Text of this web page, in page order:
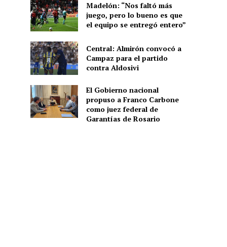
Madelón: “Nos faltó más
juego, pero lo bueno es que
el equipo se entregó entero”
Central: Almirón convocó a
Campaz para el partido
contra Aldosivi
El Gobierno nacional
propuso a Franco Carbone
como juez federal de
Garantías de Rosario